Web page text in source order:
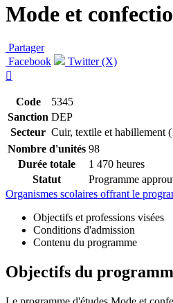
Mode et
Partager
Facebook
Twitter (X)

Code
5345
Sanction DEP
Secteur Cuir, textile et habillement
Nombre d'unités 98
Durée totale
1 470 heures
Statut
Programme
Organismes scolaires offrant le
Objectifs et professions visées
Conditions d'admission
Contenu du programme
Objectifs du